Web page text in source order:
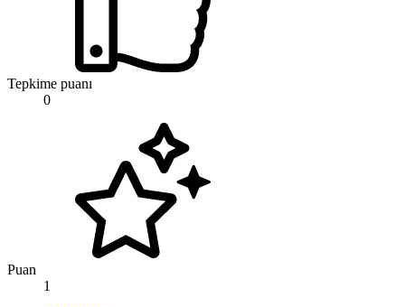
Tepkime puanı
0
Puan
1